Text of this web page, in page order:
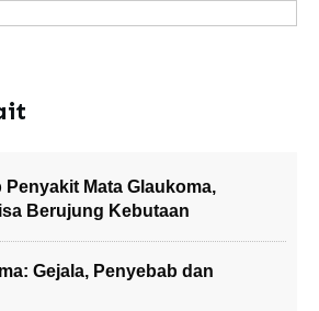
Penyakit Mata Glaukoma,
Berujung Kebutaan
Gejala, Penyebab dan